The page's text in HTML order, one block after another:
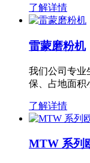
了解详情
雷蒙磨粉机
我们公司专业
保、占地面
了解详情
MTW 系列